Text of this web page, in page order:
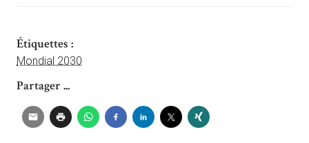
Étiquettes :
Mondial 2030
Partager ...